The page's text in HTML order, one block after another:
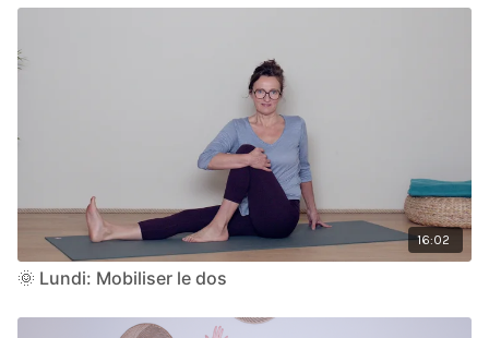
16:02
🌞 Lundi: Mobiliser le dos